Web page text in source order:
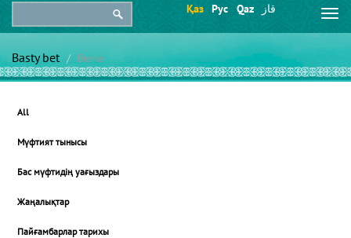
Қаз Рус Qaz قاز
Basty bet Beıne
All
Мүфтият тынысы
Бас мүфтидің уағыздары
Жаңалықтар
Пайғамбарлар тарихы